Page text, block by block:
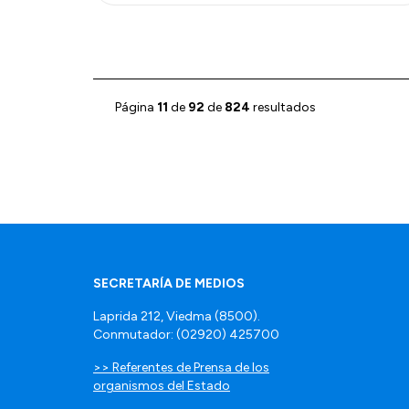
Página 11 de 92 de 824 resultados
SECRETARÍA DE MEDIOS
Laprida 212, Viedma (8500).
Conmutador: (02920) 425700
>> Referentes de Prensa de los
organismos del Estado